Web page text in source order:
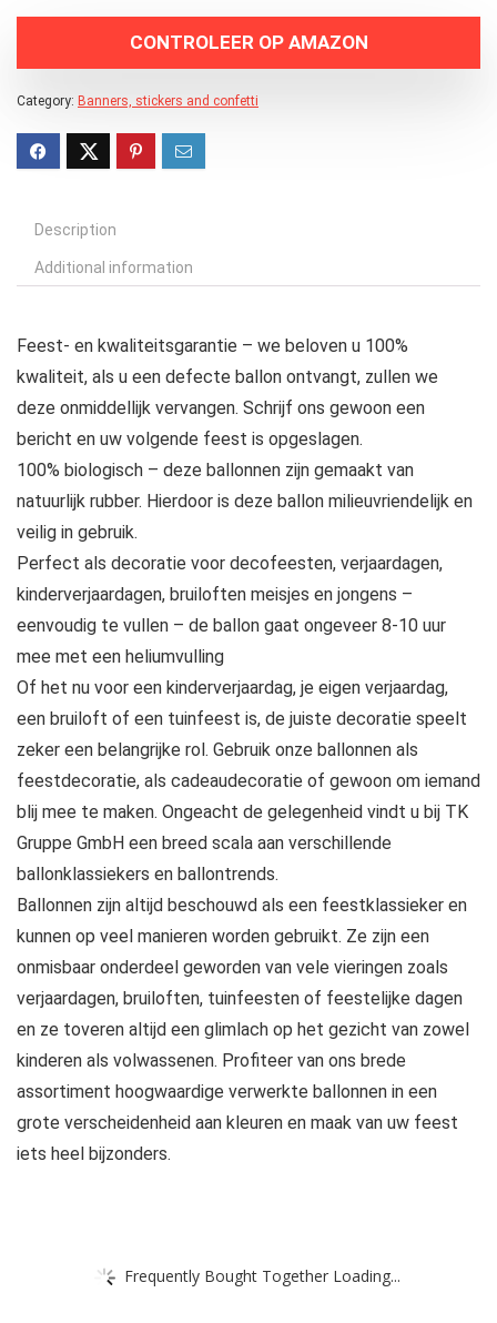
CONTROLEER OP AMAZON
Category: Banners, stickers and confetti
Description
Additional information
Feest- en kwaliteitsgarantie – we beloven u 100%
kwaliteit, als u een defecte ballon ontvangt, zullen we
deze onmiddellijk vervangen. Schrijf ons gewoon een
bericht en uw volgende feest is opgeslagen.
100% biologisch – deze ballonnen zijn gemaakt van
natuurlijk rubber. Hierdoor is deze ballon milieuvriendelijk en
veilig in gebruik.
Perfect als decoratie voor decofeesten, verjaardagen,
kinderverjaardagen, bruiloften meisjes en jongens –
eenvoudig te vullen – de ballon gaat ongeveer 8-10 uur
mee met een heliumvulling
Of het nu voor een kinderverjaardag, je eigen verjaardag,
een bruiloft of een tuinfeest is, de juiste decoratie speelt
zeker een belangrijke rol. Gebruik onze ballonnen als
feestdecoratie, als cadeaudecoratie of gewoon om iemand
blij mee te maken. Ongeacht de gelegenheid vindt u bij TK
Gruppe GmbH een breed scala aan verschillende
ballonklassiekers en ballontrends.
Ballonnen zijn altijd beschouwd als een feestklassieker en
kunnen op veel manieren worden gebruikt. Ze zijn een
onmisbaar onderdeel geworden van vele vieringen zoals
verjaardagen, bruiloften, tuinfeesten of feestelijke dagen
en ze toveren altijd een glimlach op het gezicht van zowel
kinderen als volwassenen. Profiteer van ons brede
assortiment hoogwaardige verwerkte ballonnen in een
grote verscheidenheid aan kleuren en maak van uw feest
iets heel bijzonders.
Frequently Bought Together Loading...